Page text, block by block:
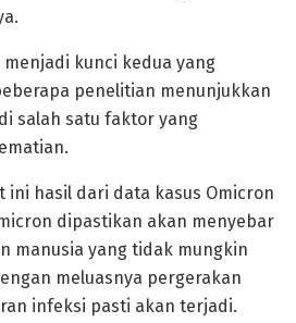
kunci kedua yang
penelitian menunjukkan
salah satu faktor yang
ini hasil dari data kasus Omicron
dipastikan akan menyebar
manusia yang tidak mungkin
meluasnya pergerakan
infeksi pasti akan terjadi.